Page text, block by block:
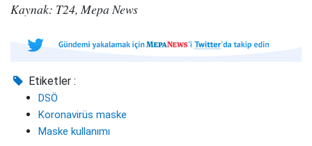
Kaynak: T24, Mepa News
Etiketler :
DSÖ
Koronavirüs maske
Maske kullanımı